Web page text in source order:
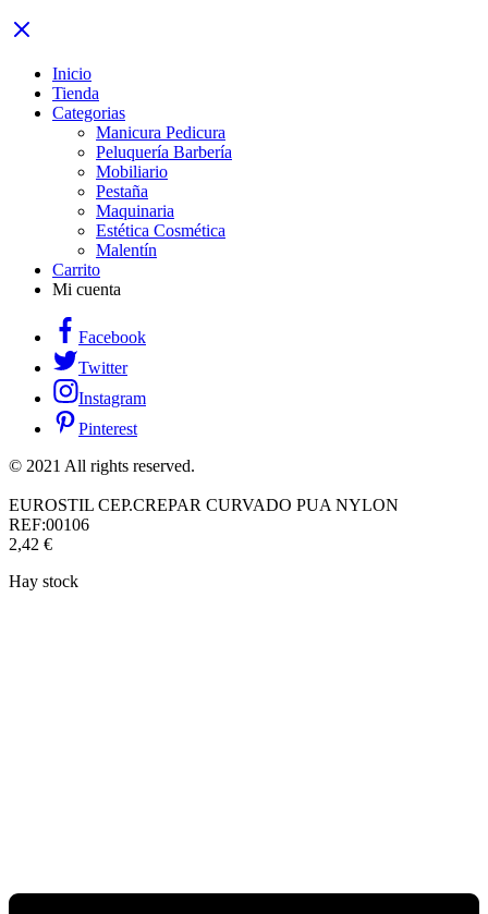
Inicio
Tienda
Categorias
Manicura Pedicura
Peluquería Barbería
Mobiliario
Pestaña
Maquinaria
Estética Cosmética
Malentín
Carrito
Mi cuenta
Facebook
Twitter
Instagram
Pinterest
© 2021 All rights reserved.
EUROSTIL CEP.CREPAR CURVADO PUA NYLON
REF:00106
2,42 €
Hay stock